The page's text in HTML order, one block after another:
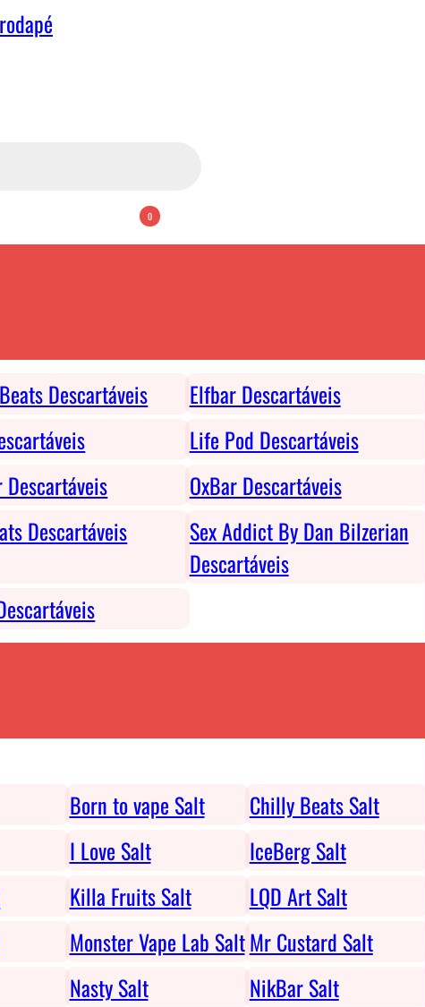
0
Descartáveis
Elfbar Descartáveis
Life Pod Descartáveis
OxBar Descartáveis
Descartáveis
Sex Addict By Dan Bilzerian
Descartáveis
Born to vape Salt
Chilly Beats Salt
I Love Salt
IceBerg Salt
Killa Fruits Salt
LQD Art Salt
Monster Vape Lab SaltMr Custard Salt
Nasty Salt
NikBar Salt